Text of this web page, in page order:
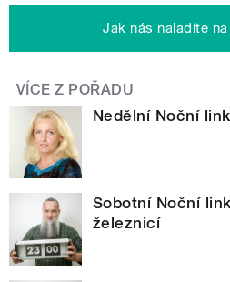
Jak nás naladíte
VÍCE Z POŘADU
Nedělní Noční
Sobotní Noční
železnicí